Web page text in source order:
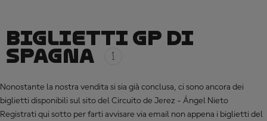
BIGLIETTI GP DI
SPAGNA
Nonostante la nostra vendita si sia già conclusa, ci sono ancora dei
biglietti disponibili sul sito del Circuito de Jerez - Ángel Nieto
Registrati qui sotto per farti avvisare via email non appena i biglietti del